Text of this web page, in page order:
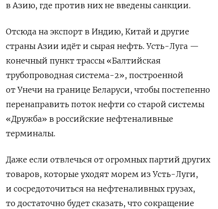
в Азию, где против них не введены санкции.
Отсюда на экспорт в Индию, Китай и другие
страны Азии идёт и сырая нефть. Усть-Луга —
конечный пункт трассы «Балтийская
трубопроводная система-2», построенной
от Унечи на границе Беларуси, чтобы постепенно
перенаправить поток нефти со старой системы
«Дружба» в российские нефтеналивные
терминалы.
Даже если отвлечься от огромных партий других
товаров, которые уходят морем из Усть-Луги,
и сосредоточиться на нефтеналивных грузах,
то достаточно будет сказать, что сокращение